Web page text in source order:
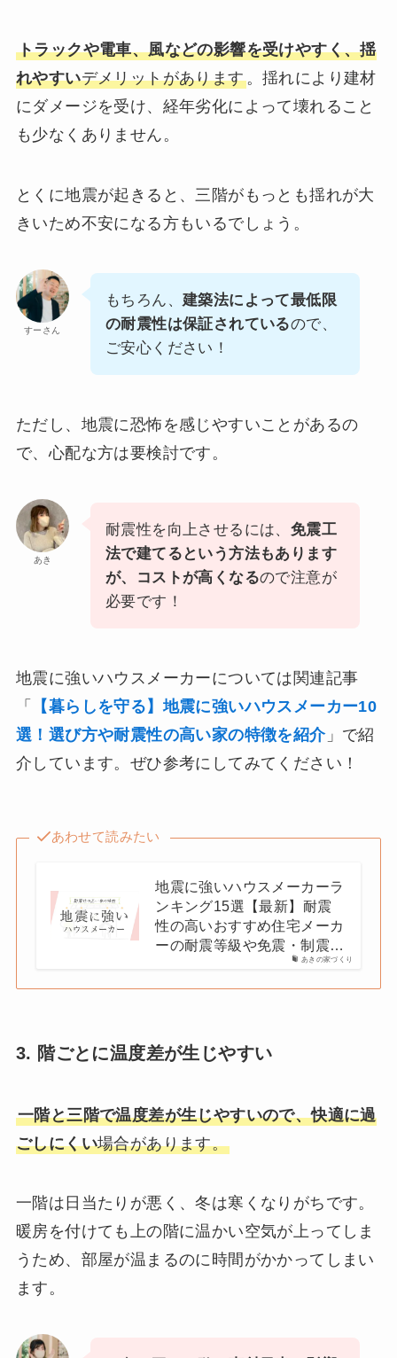
トラックや電車、風などの影響を受けやすく、揺
れやすいデメリットがあります。揺れにより建材
にダメージを受け、経年劣化によって壊れること
も少なくありません。
とくに地震が起きると、三階がもっとも揺れが大
きいため不安になる方もいるでしょう。
すーさん
もちろん、 建築法によって最低限
の耐震性は保証されているので、
ご安心ください！
ただし、地震に恐怖を感じやすいことがあるの
で、心配な方は要検討です。
あき
耐震性を向上させるには、 免震工
法で建てるという方法もあります
が、コストが高くなるので注意が
必要です！
地震に強いハウスメーカーについては関連記事
「
【暮らしを守る】地震に強いハウスメーカー10
選！選び方や耐震性の高い家の特徴を紹介」で紹
介しています。ぜひ参考にしてみてください！
あわせて読みたい
あきの家づくり
地震に強いハウスメーカーラ
ンキング15選【最新】耐震
性の高いおすすめ住宅メーカ
ーの耐震等級や免震・制震…
3. 階ごとに温度差が生じやすい
一階と三階で温度差が生じやすいので、快適に過
ごしにくい場合があります。
一階は日当たりが悪く、冬は寒くなりがちです。
暖房を付けても上の階に温かい空気が上ってしま
うため、部屋が温まるのに時間がかかってしまい
ます。